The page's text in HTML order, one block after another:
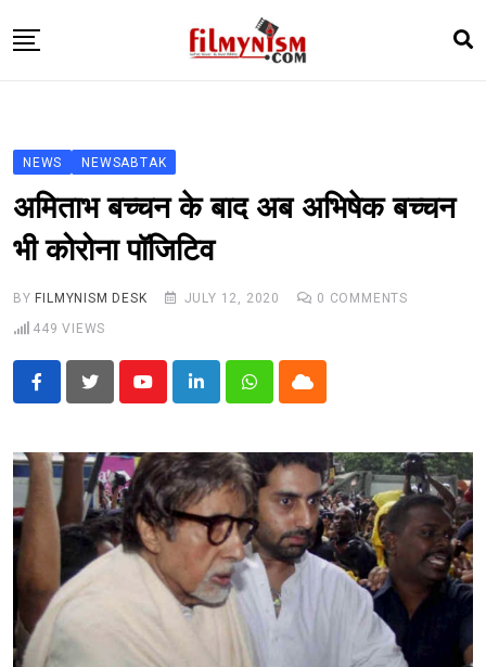
to
TELEVISION
BHOJPURI
NEWS ABTAK
STARRY SIDES
NEWS NEWSABTAK
अमिताभ बच्चन के बाद अब अभिषेक बच्चन
भी कोरोना पॉजिटिव
BY FILMYNISM DESK JULY 12, 2020 0 COMMENTS
449 VIEWS
YoutubeLinkedInWhatsappCloud